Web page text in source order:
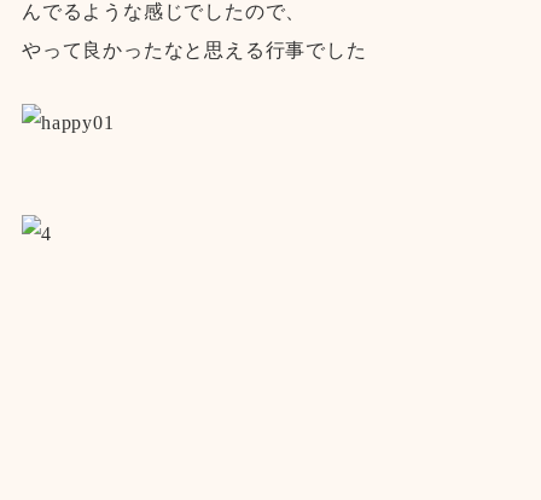
んでるような感じでしたので、
やって良かったなと思える行事でした